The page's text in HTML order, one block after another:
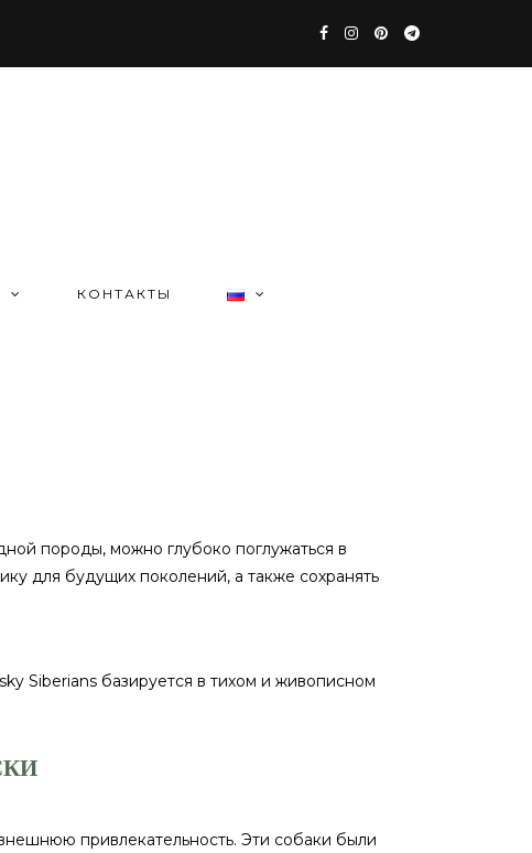
КОНТАКТЫ
породы, можно глубоко поглужаться в
для будущих поколений, а также сохранять
Siberians базируется в тихом и живописном
привлекательность. Эти собаки были